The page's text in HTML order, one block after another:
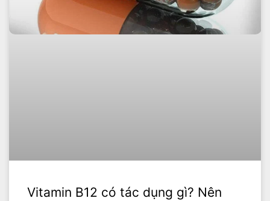
Vitamin B12 có tác dụng gì? Nên